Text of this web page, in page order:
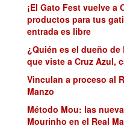
¡El Gato Fest vuelve a
productos para tus
entrada es libre
¿Quién es el dueño de
que viste a Cruz Azul,
Vinculan a proceso al
Manzo
Método Mou: las
Mourinho en el Real